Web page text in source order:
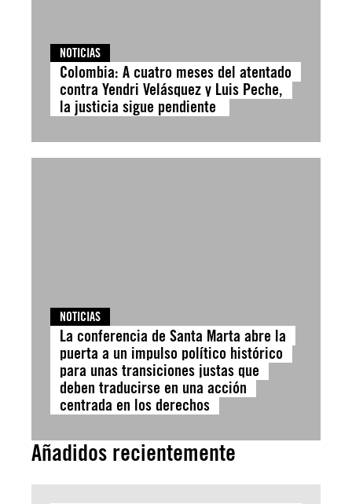
NOTICIAS
Colombia: A cuatro meses del atentado
contra Yendri Velásquez y Luis Peche,
la justicia sigue pendiente
NOTICIAS
La conferencia de Santa Marta abre la
puerta a un impulso político histórico
para unas transiciones justas que
deben traducirse en una acción
centrada en los derechos
Añadidos recientemente